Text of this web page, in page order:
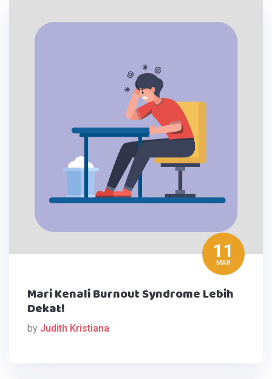
11
MAR
Mari Kenali Burnout Syndrome Lebih
Dekat!
by Judith Kristiana